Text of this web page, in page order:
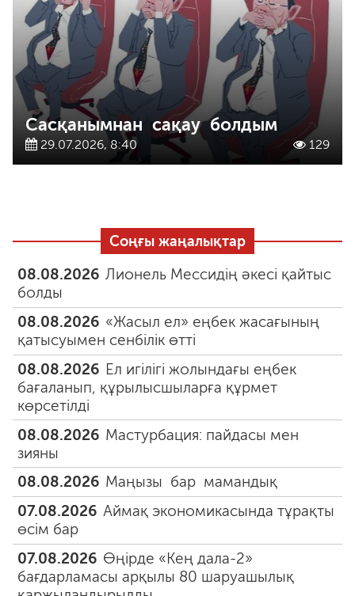
Сасқанымнан сақау болдым
29.07.2026, 8:40 129
Соңғы жаңалықтар
08.08.2026 Лионель Мессидің әкесі қайтыс
болды
08.08.2026 «Жасыл ел» еңбек жасағының
қатысуымен сенбілік өтті
08.08.2026 Ел игілігі жолындағы еңбек
бағаланып, құрылысшыларға құрмет
көрсетілді
08.08.2026 Мастурбация: пайдасы мен
зияны
08.08.2026 Маңызы бар мамандық
07.08.2026 Аймақ экономикасында тұрақты
өсім бар
07.08.2026 Өңірде «Кең дала-2»
бағдарламасы арқылы 80 шаруашылық